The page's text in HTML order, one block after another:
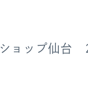
ショップ仙台